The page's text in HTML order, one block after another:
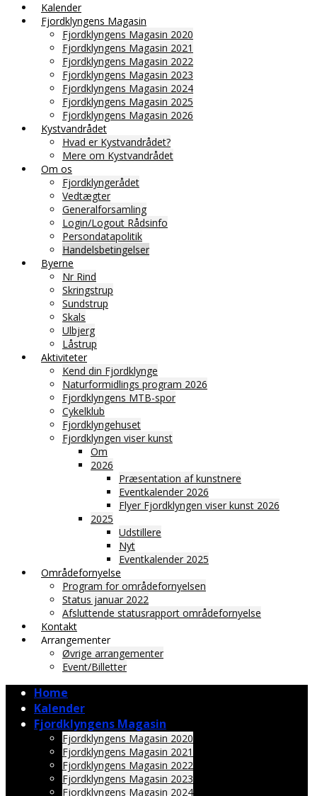
Kalender
Fjordklyngens Magasin
Fjordklyngens Magasin 2020
Fjordklyngens Magasin 2021
Fjordklyngens Magasin 2022
Fjordklyngens Magasin 2023
Fjordklyngens Magasin 2024
Fjordklyngens Magasin 2025
Fjordklyngens Magasin 2026
Kystvandrådet
Hvad er Kystvandrådet?
Mere om Kystvandrådet
Om os
Fjordklyngerådet
Vedtægter
Generalforsamling
Login/Logout Rådsinfo
Persondatapolitik
Handelsbetingelser
Byerne
Nr Rind
Skringstrup
Sundstrup
Skals
Ulbjerg
Låstrup
Aktiviteter
Kend din Fjordklynge
Naturformidlings program 2026
Fjordklyngens MTB-spor
Cykelklub
Fjordklyngehuset
Fjordklyngen viser kunst
Om
2026
Præsentation af kunstnere
Eventkalender 2026
Flyer Fjordklyngen viser kunst 2026
2025
Udstillere
Nyt
Eventkalender 2025
Områdefornyelse
Program for områdefornyelsen
Status januar 2022
Afsluttende statusrapport områdefornyelse
Kontakt
Arrangementer
Øvrige arrangementer
Event/Billetter
Home
Kalender
Fjordklyngens Magasin
Fjordklyngens Magasin 2020
Fjordklyngens Magasin 2021
Fjordklyngens Magasin 2022
Fjordklyngens Magasin 2023
Fjordklyngens Magasin 2024